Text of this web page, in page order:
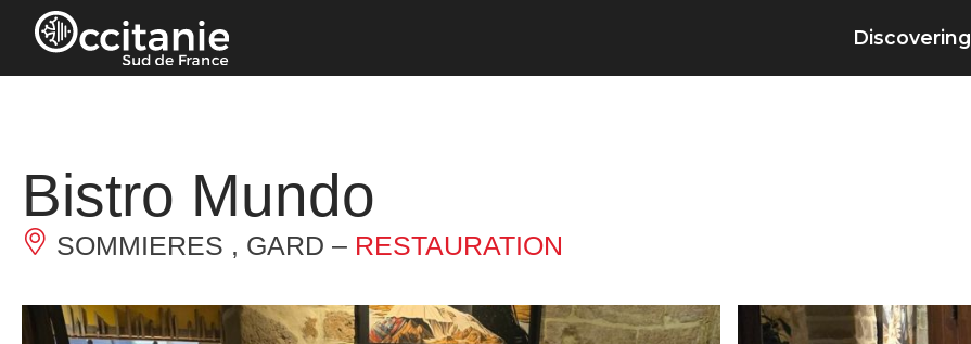
Cookies management panel
Discovering
Bistro Mundo
SOMMIERES , GARD – RESTAURATION